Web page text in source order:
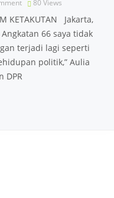
80 Views
KETAKUTAN Jakarta,
66 saya tidak
terjadi lagi seperti
politik,” Aulia
DPR